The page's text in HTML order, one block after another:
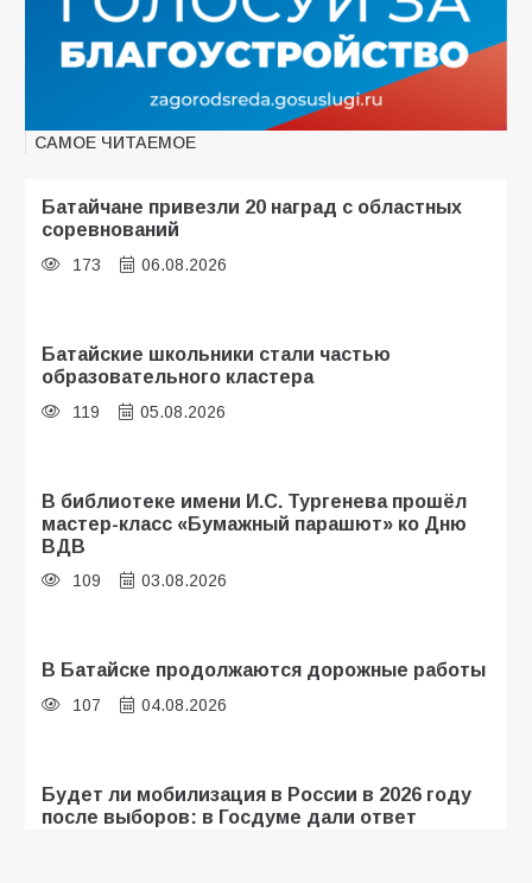
САМОЕ ЧИТАЕМОЕ
Батайчане привезли 20 наград с областных
соревнований
173 06.08.2026
Батайские школьники стали частью
образовательного кластера
119 05.08.2026
В библиотеке имени И.С. Тургенева прошёл
мастер-класс «Бумажный парашют» ко Дню
ВДВ
109 03.08.2026
В Батайске продолжаются дорожные работы
107 04.08.2026
Будет ли мобилизация в России в 2026 году
после выборов: в Госдуме дали ответ